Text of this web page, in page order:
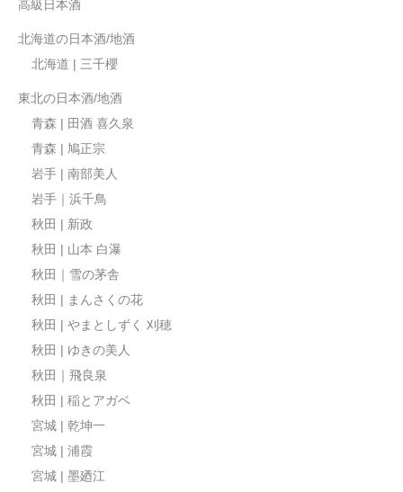
高級日本酒
北海道の日本酒/地酒
北海道 | 三千櫻
東北の日本酒/地酒
青森 | 田酒 喜久泉
青森 | 鳩正宗
岩手 | 南部美人
岩手｜浜千鳥
秋田 | 新政
秋田 | 山本 白瀑
秋田｜雪の茅舎
秋田 | まんさくの花
秋田 | やまとしずく 刈穂
秋田 | ゆきの美人
秋田｜飛良泉
秋田 | 稲とアガベ
宮城 | 乾坤一
宮城 | 浦霞
宮城 | 墨廼江